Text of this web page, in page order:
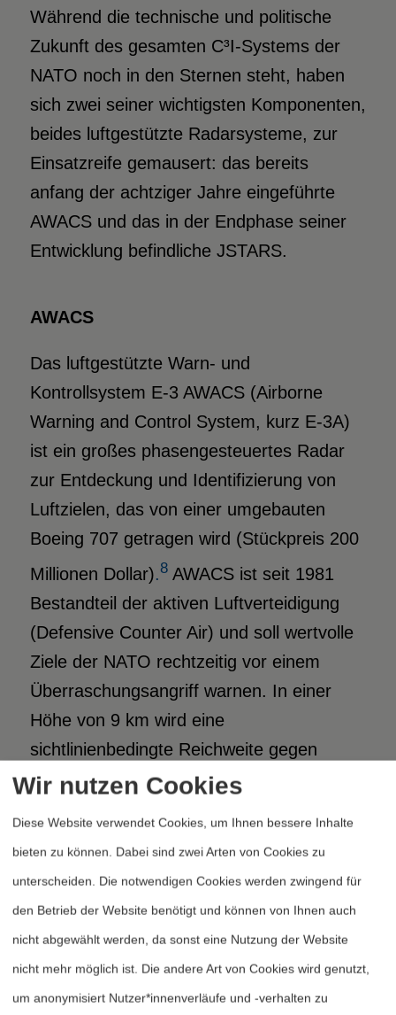
Während die technische und politische
Zukunft des gesamten C³I-Systems der
NATO noch in den Sternen steht, haben
sich zwei seiner wichtigsten Komponenten,
beides luftgestützte Radarsysteme, zur
Einsatzreife gemausert: das bereits
anfang der achtziger Jahre eingeführte
AWACS und das in der Endphase seiner
Entwicklung befindliche JSTARS.
AWACS
Das luftgestützte Warn- und
Kontrollsystem E-3 AWACS (Airborne
Warning and Control System, kurz E-3A)
ist ein großes phasengesteuertes Radar
zur Entdeckung und Identifizierung von
Luftzielen, das von einer umgebauten
Boeing 707 getragen wird (Stückpreis 200
Millionen Dollar).8AWACS ist seit 1981
Bestandteil der aktiven Luftverteidigung
(Defensive Counter Air) und soll wertvolle
Ziele der NATO rechtzeitig vor einem
Überraschungsangriff warnen. In einer
Höhe von 9 km wird eine
sichtlinienbedingte Reichweite gegen
tieffliegende Flugkörper von 400 km
Überwachungsfunktion, die AWACS den
englischen Beinamen Sentry
(Schildwache) gegeben hat, soll AWACS
auch in der Lage sein, die Abwehrmission
Wir nutzen Cookies
Diese Website verwendet Cookies, um Ihnen bessere Inhalte
bieten zu können. Dabei sind zwei Arten von Cookies zu
unterscheiden. Die notwendigen Cookies werden zwingend für
den Betrieb der Website benötigt und können von Ihnen auch
nicht abgewählt werden, da sonst eine Nutzung der Website
nicht mehr möglich ist. Die andere Art von Cookies wird genutzt,
um anonymisiert Nutzer*innenverläufe und -verhalten zu